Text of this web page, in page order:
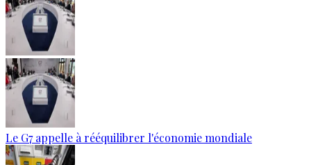
Le G7 appelle à rééquilibrer l'économie mondiale